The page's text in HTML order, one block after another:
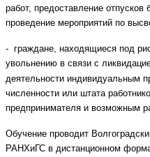
работ, предоставление отпусков
проведение мероприятий по
- граждане, находящиеся под
увольнению в связи с
деятельности индивидуальным
численности или штата
предпринимателя и возможным
Обучение проводит
РАНХиГС в дистанционном